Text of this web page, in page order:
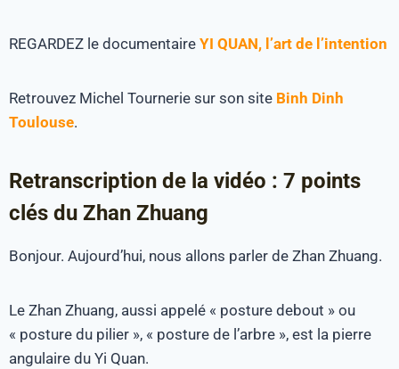
REGARDEZ le documentaire YI QUAN, l’art de l’intention
Retrouvez Michel Tournerie sur son site Binh Dinh
Toulouse.
Retranscription de la vidéo : 7 points
clés du Zhan Zhuang
Bonjour. Aujourd’hui, nous allons parler de Zhan Zhuang.
Le Zhan Zhuang, aussi appelé « posture debout » ou
« posture du pilier », « posture de l’arbre », est la pierre
angulaire du Yi Quan.